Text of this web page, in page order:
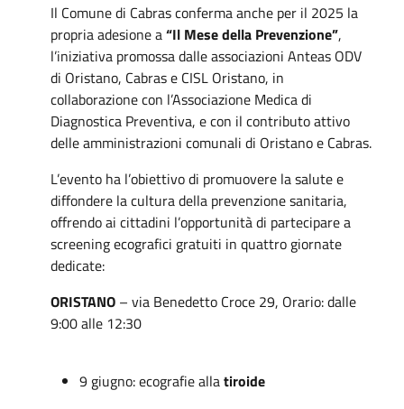
Il Comune di Cabras conferma anche per il 2025 la
propria adesione a“Il Mese della Prevenzione”,
l’iniziativa promossa dalle associazioni Anteas ODV
di Oristano, Cabras e CISL Oristano, in
collaborazione con l’Associazione Medica di
Diagnostica Preventiva, e con il contributo attivo
delle amministrazioni comunali di Oristano e Cabras.
L’evento ha l’obiettivo di promuovere la salute e
diffondere la cultura della prevenzione sanitaria,
offrendo ai cittadini l’opportunità di partecipare a
screening ecografici gratuiti in quattro giornate
dedicate:
ORISTANO – via Benedetto Croce 29, Orario: dalle
9:00 alle 12:30
9 giugno: ecografie allatiroide